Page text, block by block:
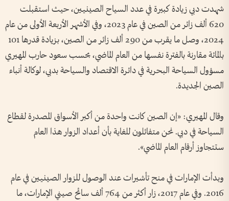
شهدت دبي زيادة كبيرة في عدد السياح الصينيين، حيث استقبلت
620 ألف زائر من الصين في عام 2023، وفي الأشهر الأربعة الأولى من عام
2024، وصل ما يقرب من 290 ألف زائر من الصين، بزيادة قدرها 101
بالمائة مقارنة بالفترة نفسها من العام الماضي، بحسب سعود حارب المهيري
مسؤول السياحة البحرية في دائرة الاقتصاد والسياحة بدبي، لوكالة أنباء
الصين الجديدة.
وقال المهيري: «إن الصين كانت واحدة من أكبر الأسواق المصدرة لقطاع
السياحة في دبي. نحن متفائلون للغاية بأن أعداد الزوار هذا العام
ستتجاوز أرقام العام الماضي».
وبدأت الإمارات في منح تأشيرات عند الوصول للزوار الصينيين في عام
2016. وفي عام 2017، زار أكثر من 764 ألف سائح صيني الإمارات، ما